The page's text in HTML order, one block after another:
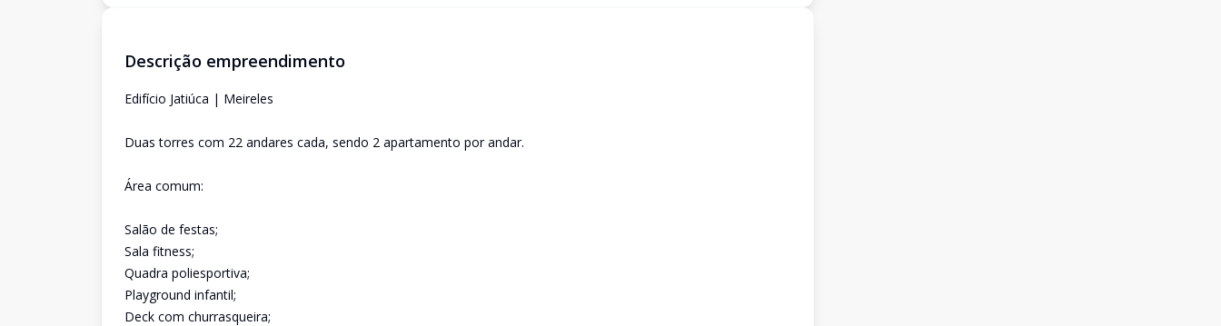
Descrição empreendimento
Edifício Jatiúca | Meireles
Duas torres com 22 andares cada, sendo 2 apartamento por andar.
Área comum:
Salão de festas;
Sala fitness;
Quadra poliesportiva;
Playground infantil;
Deck com churrasqueira;